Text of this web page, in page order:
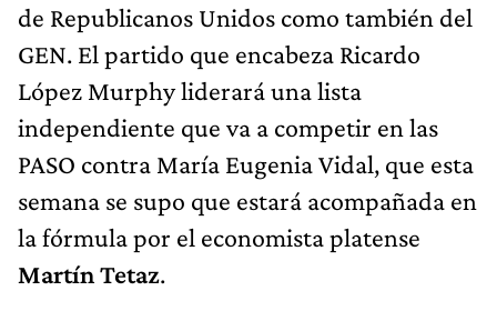
de Republicanos Unidos como también del
GEN. El partido que encabeza Ricardo
López Murphy liderará una lista
independiente que va a competir en las
PASO contra María Eugenia Vidal, que esta
semana se supo que estará acompañada en
la fórmula por el economista platense
Martín Tetaz.